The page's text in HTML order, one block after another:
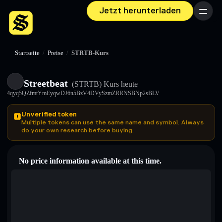
Jetzt herunterladen Menü
Startseite / Preise / STRTB-Kurs
Streetbeat (STRTB) Kurs heute
4qyq5QZfmtYmEyqwDJ6n5BzV4DVySzmZRRNSBNp2sBLV
Unverified token
Multiple tokens can use the same name and symbol. Always
do your own research before buying.
No price information available at this time.